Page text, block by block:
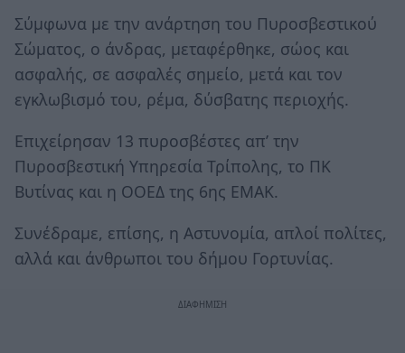
Σύμφωνα με την ανάρτηση του Πυροσβεστικού
Σώματος, ο άνδρας, μεταφέρθηκε, σώος και
ασφαλής, σε ασφαλές σημείο, μετά και τον
εγκλωβισμό του, ρέμα, δύσβατης περιοχής.
Επιχείρησαν 13 πυροσβέστες απ’ την
Πυροσβεστική Υπηρεσία Τρίπολης, το ΠΚ
Βυτίνας και η ΟΟΕΔ της 6ης ΕΜΑΚ.
Συνέδραμε, επίσης, η Αστυνομία, απλοί πολίτες,
αλλά και άνθρωποι του δήμου Γορτυνίας.